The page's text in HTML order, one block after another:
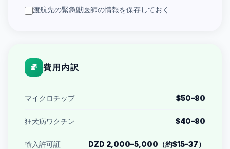
渡航先の緊急獣医師の情報を保存しておく
費用内訳
マイクロチップ $50–80
狂犬病ワクチン $40–80
輸入許可証 DZD 2,000–5,000（約$15–37）